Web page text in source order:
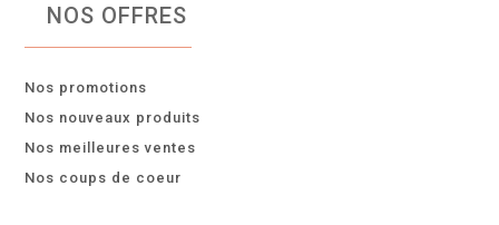
NOS OFFRES
Nos promotions
Nos nouveaux produits
Nos meilleures ventes
Nos coups de coeur